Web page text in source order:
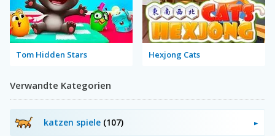
Tom Hidden Stars Hexjong Cats
Verwandte Kategorien
katzen spiele (107)